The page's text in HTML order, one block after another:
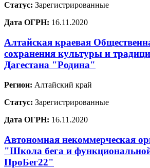
Статус: Зарегистрированные
Дата ОГРН: 16.11.2020
Алтайская краевая
сохранения культуры и
Дагестана "Родина"
Регион: Алтайский край
Статус: Зарегистрированные
Дата ОГРН: 16.11.2020
Автономная некоммерческая
"Школа бега и
ПроБег22"